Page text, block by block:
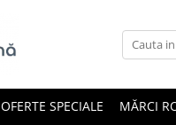
OFERTE SPECIALE MĂRCI